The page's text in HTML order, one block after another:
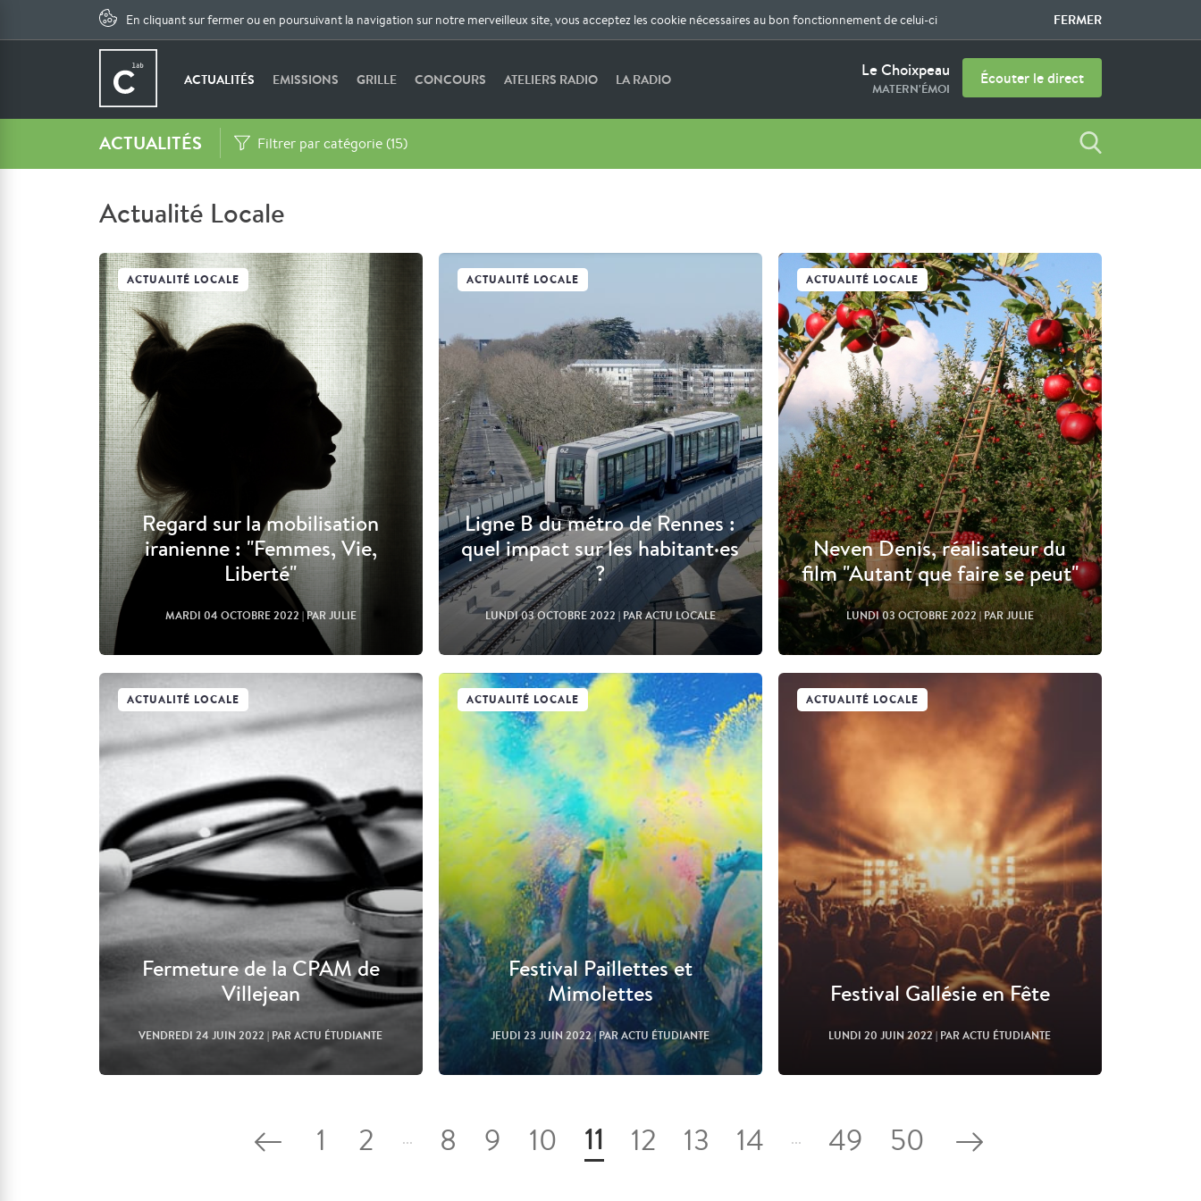
En cliquant sur fermer ou en poursuivant la navigation sur notre merveilleux site, vous acceptez les cookie nécessaires au bon fonctionnement de celui-ci FERMER
ACTUALITÉS EMISSIONS GRILLE CONCOURS ATELIERS RADIO LA RADIO Le Choixpeau
MATERN'ÉMOI
Écouter le direct
ACTUALITÉS Filtrer par catégorie (15)
Actualité Locale
Regard sur la mobilisation
iranienne : "Femmes, Vie,
Liberté"
MARDI 04 OCTOBRE 2022 | PAR JULIE
Lire l'article
ACTUALITÉ LOCALE
Ligne B du métro de Rennes :
quel impact sur les habitant·es
?
LUNDI 03 OCTOBRE 2022 | PAR ACTU LOCALE
Lire l'article
ACTUALITÉ LOCALE
Neven Denis, réalisateur du
film "Autant que faire se peut"
LUNDI 03 OCTOBRE 2022| PAR JULIE
ACTUALITÉ LOCALE
Fermeture de la CPAM de
Villejean
VENDREDI 24 JUIN 2022 | PAR ACTU ÉTUDIANTE
ACTUALITÉ LOCALE
Festival Paillettes et
Mimolettes
JEUDI 23 JUIN 2022| PAR ACTU ÉTUDIANTE
ACTUALITÉ LOCALE
Festival Gallésie en Fête
LUNDI 20 JUIN 2022| PAR ACTU ÉTUDIANTE
ACTUALITÉ LOCALE
1 2 ... 8 9 10 11 12 13 14 ... 49 50